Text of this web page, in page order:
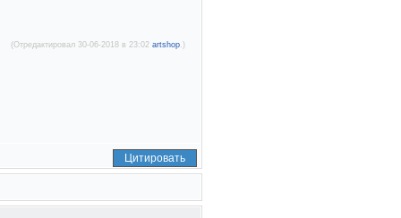
(Отредактировал 30-06-2018 в 23:02 artshop.)
Цитировать